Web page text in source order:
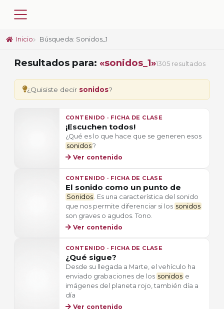
Inicio Búsqueda: Sonidos_1
Resultados para: «sonidos_1»1305 resultados
¿Quisiste decir sonidos?
CONTENIDO · FICHA DE CLASE
¡Escuchen todos!
¿Qué es lo que hace que se generen esos
sonidos?
Ver contenido
CONTENIDO · FICHA DE CLASE
El sonido como un punto de
Sonidos . Es una característica del sonido
que nos permite diferenciar si los sonidos
son graves o agudos. Tono.
Ver contenido
CONTENIDO · FICHA DE CLASE
¿Qué sigue?
Desde su llegada a Marte, el vehículo ha
enviado grabaciones de los sonidos e
imágenes del planeta rojo, también día a
día
Ver contenido